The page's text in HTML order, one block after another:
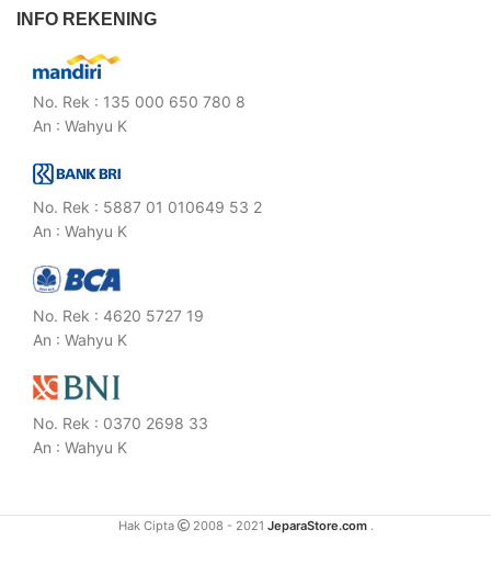
INFO REKENING
No. Rek : 135 000 650 780 8
An : Wahyu K
No. Rek : 5887 01 010649 53 2
An : Wahyu K
No. Rek : 4620 5727 19
An : Wahyu K
No. Rek : 0370 2698 33
An : Wahyu K
Hak Cipta 2008 - 2021 JeparaStore.com.